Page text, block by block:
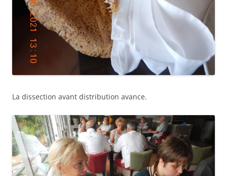
La dissection avant distribution avance.